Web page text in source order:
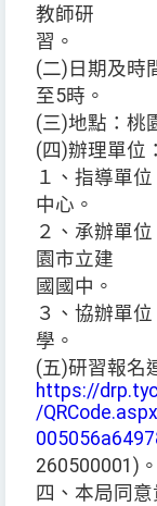
教師研
習。
(二)日期及時
至5時。
(三)地點：桃
(四)辦理單位：
１、指導單
中心。
２、承辦單
園市立建
國國中。
３、協辦單
學。
(五)研習報名
https://
/
260500001)。
四、本局同